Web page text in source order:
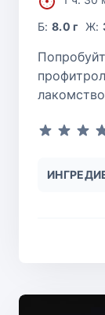
Б:8.0 г Ж: